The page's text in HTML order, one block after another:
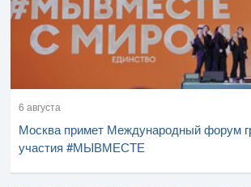
6 августа
Москва примет Международный форум
участия #МЫВМЕСТЕ